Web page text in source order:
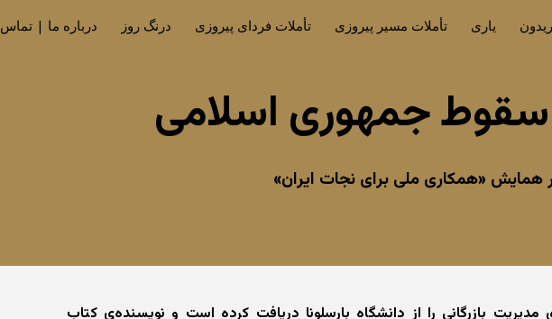
Skip to main content Skip to navigation درباره ما | تماس درنگ روز تأملات فردای پیروزی تأملات مسیر پیروزی یاری
جمهوری اسلامی
همایش «همکاری ملی برای نجات ایران»
بازرگانی را از دانشگاه بارسلونا دریافت کرده است و نویسنده‌ی کتاب